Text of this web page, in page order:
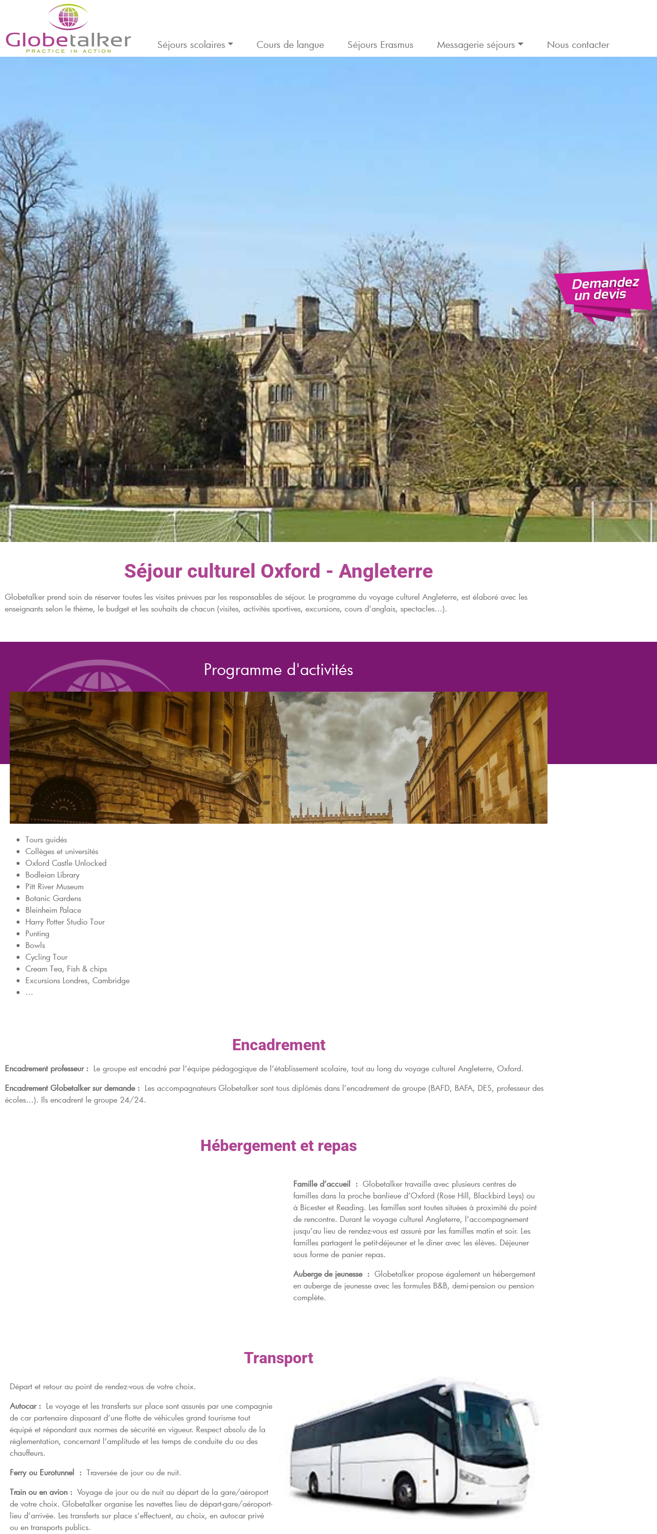
Séjours scolaires Cours de langue Séjours Erasmus Messagerie séjours Nous contacter
Cliquez ici
Séjour culturel Oxford - Angleterre
Globetalker prend soin de réserver toutes les visites prévues par les responsables de séjour. Le programme du voyage culturel Angleterre, est élaboré avec les
enseignants selon le thème, le budget et les souhaits de chacun (visites, activités sportives, excursions, cours d’anglais, spectacles…).
Programme d'activités
Tours guidés
Collèges et universités
Oxford Castle Unlocked
Bodleian Library
Pitt River Museum
Botanic Gardens
Bleinheim Palace
Harry Potter Studio Tour
Punting
Bowls
Cycling Tour
Cream Tea, Fish & chips
Excursions Londres, Cambridge
…
Encadrement
Encadrement professeur : Le groupe est encadré par l’équipe pédagogique de l’établissement scolaire, tout au long du voyage culturel Angleterre, Oxford.
Encadrement Globetalker sur demande : Les accompagnateurs Globetalker sont tous diplômés dans l’encadrement de groupe (BAFD, BAFA, DES, professeur des
écoles…). Ils encadrent le groupe 24/24.
Hébergement et repas
Famille d’accueil : Globetalker travaille avec plusieurs centres de
familles dans la proche banlieue d’Oxford (Rose Hill, Blackbird Leys) ou
à Bicester et Reading. Les familles sont toutes situées à proximité du point
de rencontre. Durant le voyage culturel Angleterre, l’accompagnement
jusqu’au lieu de rendez-vous est assuré par les familles matin et soir. Les
familles partagent le petit-déjeuner et le diner avec les élèves. Déjeuner
sous forme de panier repas.
Auberge de jeunesse : Globetalker propose également un hébergement
en auberge de jeunesse avec les formules B&B, demi-pension ou pension
complète.
Transport
Départ et retour au point de rendez-vous de votre choix.
Autocar : Le voyage et les transferts sur place sont assurés par une compagnie
de car partenaire disposant d’une flotte de véhicules grand tourisme tout
équipé et répondant aux normes de sécurité en vigueur. Respect absolu de la
réglementation, concernant l’amplitude et les temps de conduite du ou des
chauffeurs.
Ferry ou Eurotunnel : Traversée de jour ou de nuit.
Train ou en avion : Voyage de jour ou de nuit au départ de la gare/aéroport
de votre choix. Globetalker organise les navettes lieu de départ-gare/aéroport-
lieu d’arrivée. Les transferts sur place s’effectuent, au choix, en autocar privé
ou en transports publics.